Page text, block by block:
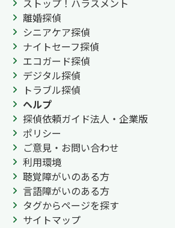
ストップ！ハラスメント
離婚探偵
シニアケア探偵
ナイトセーフ探偵
エコガード探偵
デジタル探偵
トラブル探偵
ヘルプ
探偵依頼ガイド法人・企業版
ポリシー
ご意見・お問い合わせ
利用環境
聴覚障がいのある方
言語障がいのある方
タグからページを探す
サイトマップ